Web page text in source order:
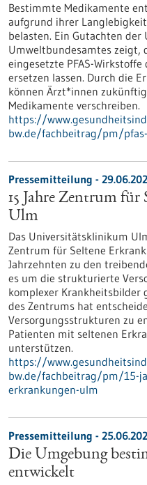
Bestimmte Medikamente
aufgrund ihrer
belasten. Ein Gutachten
Umweltbundesamtes zeigt,
eingesetzte PFAS-
ersetzen lassen. Durch die
können Ärzt*innen
Medikamente verschreiben.
https://
bw.de/fachbeitrag/pm/
Pressemitteilung -
15 Jahre Zentrum für
Ulm
Das Universitätsklinikum
Zentrum für Seltene
Jahrzehnten zu den
es um die strukturierte
komplexer Krankheitsbilder
des Zentrums hat
Versorgungsstrukturen zu
Patienten mit seltenen
unterstützen.
https://
bw.de/fachbeitrag/pm/15-
erkrankungen-ulm
Pressemitteilung -
Die Umgebung
entwickelt